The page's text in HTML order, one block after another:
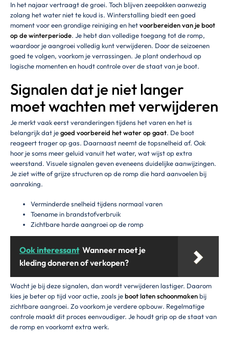
In het najaar vertraagt de groei. Toch blijven zeepokken aanwezig
zolang het water niet te koud is. Winterstalling biedt een goed
moment voor een grondige reiniging en hetvoorbereiden van je boot
op de winterperiode. Je hebt dan volledige toegang tot de romp,
waardoor je aangroei volledig kunt verwijderen. Door de seizoenen
goed te volgen, voorkom je verrassingen. Je plant onderhoud op
logische momenten en houdt controle over de staat van je boot.
Signalen dat je niet langer
moet wachten met verwijderen
Je merkt vaak eerst veranderingen tijdens het varen en het is
belangrijk dat jegoed voorbereid het water op gaat. De boot
reageert trager op gas. Daarnaast neemt de topsnelheid af. Ook
hoor je soms meer geluid vanuit het water, wat wijst op extra
weerstand. Visuele signalen geven eveneens duidelijke aanwijzingen.
Je ziet witte of grijze structuren op de romp die hard aanvoelen bij
aanraking.
Verminderde snelheid tijdens normaal varen
Toename in brandstofverbruik
Zichtbare harde aangroei op de romp
Ook interessant Wanneer moet je
kleding doneren of verkopen?
Wacht je bij deze signalen, dan wordt verwijderen lastiger. Daarom
kies je beter op tijd voor actie, zoals jeboot laten schoonmakenbij
zichtbare aangroei. Zo voorkom je verdere opbouw. Regelmatige
controle maakt dit proces eenvoudiger. Je houdt grip op de staat van
de romp en voorkomt extra werk.